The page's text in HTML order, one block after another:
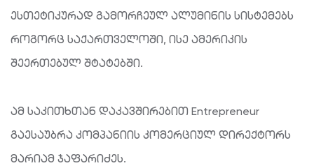
ესთეტიკურად გამორჩეულ ალუმინის სისტემებს
როგორც საქართველოში, ისე ამერიკის
შეერთებულ შტატებში.
ამ საკითხთან დაკავშირებით Entrepreneur
გაესაუბრა კომპანიის კომერციულ დირექტორს
მარიამ ჯაფარიძეს.